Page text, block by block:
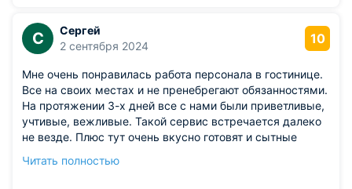
С
Сергей
2 сентября 2024
10
Мне очень понравилась работа персонала в гостинице.
Все на своих местах и не пренебрегают обязанностями.
На протяжении 3-х дней все с нами были приветливые,
учтивые, вежливые. Такой сервис встречается далеко
не везде. Плюс тут очень вкусно готовят и сытные
впечатления от отеля и я хочу приехать сюда снова, мои
Читать полностью